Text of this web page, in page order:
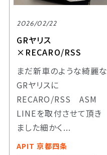
2026/02/22
GRヤリス
×RECARO/RSS
まだ新車のような綺麗な
GRヤリスに
RECARO/RSS ASM
LINEを取付させて頂き
ました細かく...
APIT 京都四条